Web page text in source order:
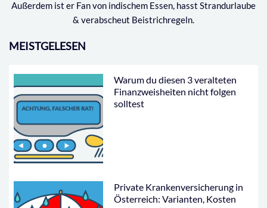
Außerdem ist er Fan von indischem Essen, hasst Strandurlaube
& verabscheut Beistrichregeln.
MEISTGELESEN
Warum du diesen 3 veralteten
Finanzweisheiten nicht folgen
solltest
Private Krankenversicherung in
Österreich: Varianten, Kosten